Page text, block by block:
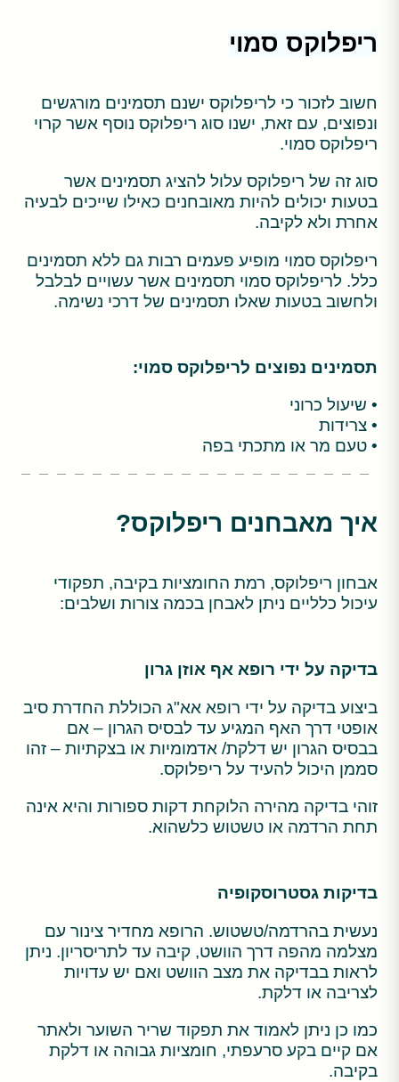
ריפלוקס סמוי
חשוב לזכור כי לריפלוקס ישנם תסמינים מורגשים
ונפוצים, עם זאת, ישנו סוג ריפלוקס נוסף אשר קרוי
ריפלוקס סמוי.
סוג זה של ריפלוקס עלול להציג תסמינים אשר
בטעות יכולים להיות מאובחנים כאילו שייכים לבעיה
אחרת ולא לקיבה.
ריפלוקס סמוי מופיע פעמים רבות גם ללא תסמינים
כלל. לריפלוקס סמוי תסמינים אשר עשויים לבלבל
ולחשוב בטעות שאלו תסמינים של דרכי נשימה.
תסמינים נפוצים לריפלוקס סמוי:
• שיעול כרוני
• צרידות
• טעם מר או מתכתי בפה
איך מאבחנים ריפלוקס?
אבחון ריפלוקס, רמת החומציות בקיבה, תפקודי
עיכול כלליים ניתן לאבחן בכמה צורות ושלבים:
בדיקה על ידי רופא אף אוזן גרון
ביצוע בדיקה על ידי רופא אא"ג הכוללת החדרת סיב
אופטי דרך האף המגיע עד לבסיס הגרון – אם
בבסיס הגרון יש דלקת/ אדמומיות או בצקתיות – זהו
סממן היכול להעיד על ריפלוקס.
זוהי בדיקה מהירה הלוקחת דקות ספורות והיא אינה
תחת הרדמה או טשטוש כלשהוא.
בדיקות גסטרוסקופיה
נעשית בהרדמה/טשטוש. הרופא מחדיר צינור עם
מצלמה מהפה דרך הוושט, קיבה עד לתריסריון. ניתן
לראות בבדיקה את מצב הוושט ואם יש עדויות
לצריבה או דלקת.
כמו כן ניתן לאמוד את תפקוד שריר השוער ולאתר
אם קיים בקע סרעפתי, חומציות גבוהה או דלקת
בקיבה.